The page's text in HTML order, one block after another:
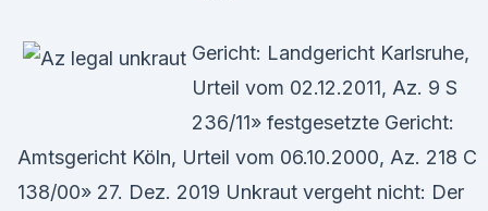
Gericht: Landgericht Karlsruhe,
Urteil vom 02.12.2011, Az. 9 S
236/11» festgesetzte Gericht:
Amtsgericht Köln, Urteil vom 06.10.2000, Az. 218 C
138/00» 27. Dez. 2019 Unkraut vergeht nicht: Der